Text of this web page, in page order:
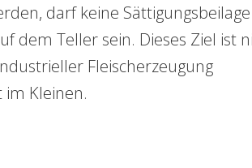
darf keine Sättigungsbeilage
dem Teller sein. Dieses Ziel ist
Fleischerzeugung
im Kleinen.